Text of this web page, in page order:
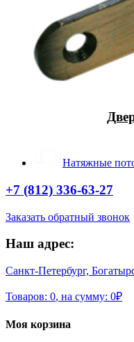
Натяжные
+7 (812) 336-63-27
Заказать обратный звонок
Наш адрес:
Санкт-Петербург,
Товаров: 0, на сумму: 0₽
Моя корзина